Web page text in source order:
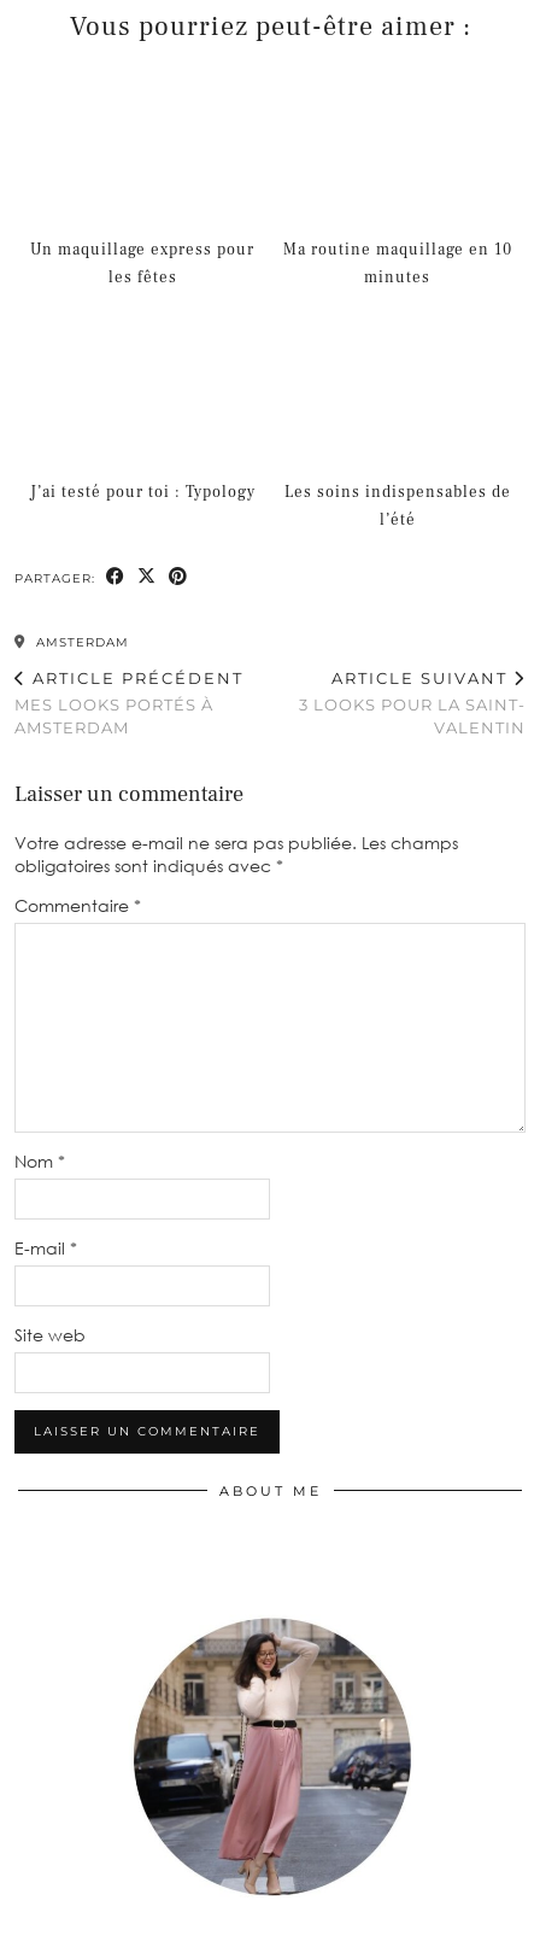
Vous pourriez peut-être aimer :
Un maquillage express pour
les fêtes
Ma routine maquillage en 10
minutes
J’ai testé pour toi : Typology
Les soins indispensables de
l’été
PARTAGER:
AMSTERDAM
ARTICLE PRÉCÉDENT
MES LOOKS PORTÉS À
AMSTERDAM
ARTICLE SUIVANT
3 LOOKS POUR LA SAINT-
VALENTIN
Laisser un commentaire
Votre adresse e-mail ne sera pas publiée. Les champs
obligatoires sont indiqués avec *
Commentaire *
Nom *
E-mail *
Site web
ABOUT ME